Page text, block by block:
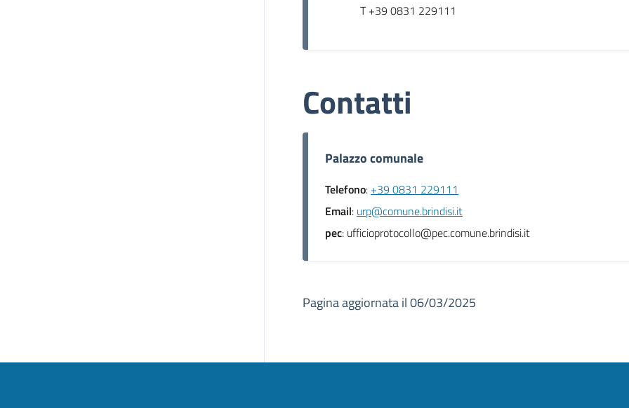
T +39 0831 229111
Contatti
Palazzo comunale
Telefono: +39 0831 229111
Email: urp@comune.brindisi.it
pec: ufficioprotocollo@pec.comune.brindisi.it
Pagina aggiornata il 06/03/2025